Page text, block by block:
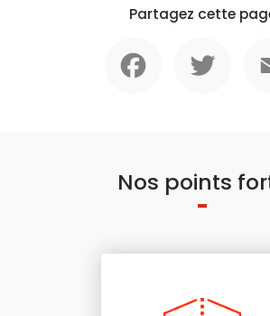
Partagez cette
Nos points